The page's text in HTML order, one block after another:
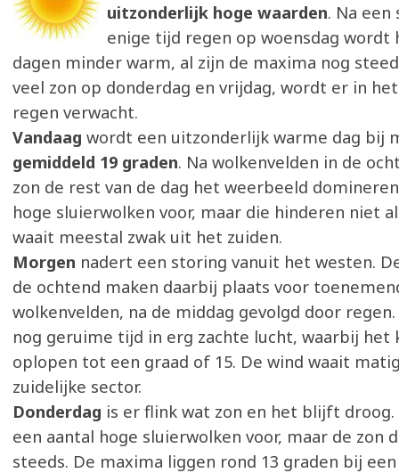
uitzonderlijk hoge waarden. Na
enige tijd regen op woensdag wordt
dagen minder warm, al zijn de maxima nog
veel zon op donderdag en vrijdag, wordt er in
regen verwacht.
Vandaag wordt een uitzonderlijk warme dag bij
gemiddeld 19 graden. Na wolkenvelden in de
zon de rest van de dag het weerbeeld
hoge sluierwolken voor, maar die hinderen niet
waait meestal zwak uit het zuiden.
Morgen nadert een storing vanuit het westen.
de ochtend maken daarbij plaats voor
wolkenvelden, na de middag gevolgd door
nog geruime tijd in erg zachte lucht, waarbij het
oplopen tot een graad of 15. De wind waait
zuidelijke sector.
Donderdag is er flink wat zon en het blijft droog.
een aantal hoge sluierwolken voor, maar de zon
steeds. De maxima liggen rond 13 graden bij